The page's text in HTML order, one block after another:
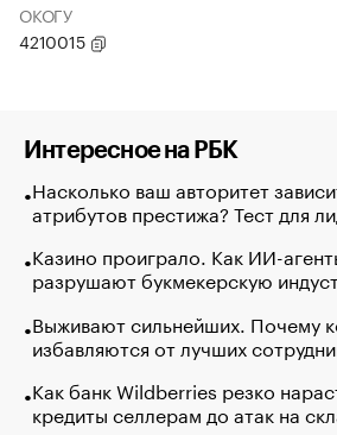
ОКОГУ
4210015
Интересное на РБК
Насколько ваш авторитет
атрибутов престижа? Тест для
Казино проиграло. Как ИИ-
разрушают букмекерскую
Выживают сильнейших. Почему
избавляются от лучших
Как банк Wildberries резко
кредиты селлерам до атак на